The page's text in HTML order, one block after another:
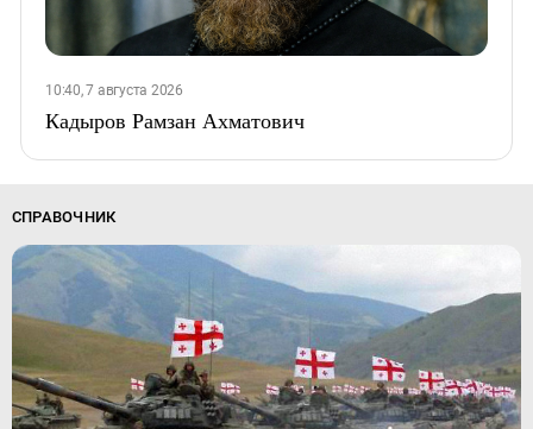
10:40, 7 августа 2026
Кадыров Рамзан Ахматович
СПРАВОЧНИК